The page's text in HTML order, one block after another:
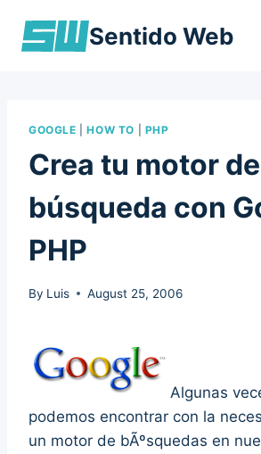
Sentido Web
GOOGLE |HOW TO PHP
Crea tu motor de
búsqueda con
PHP
By Luis August 25, 2006
Algunas
podemos encontrar con la
un motor de bÃºsquedas en